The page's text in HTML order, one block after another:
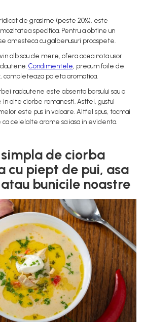
de grasime (peste 20%), este
specifica. Pentru a obtine un
amesteca cu galbenusuri proaspete.
alb sau de mere, ofera acea nota usor
Condimentele, precum foile de
completeaza paleta aromatica.
radautene este absenta borsului sau a
alte ciorbe romanesti. Astfel, gustul
este pus in valoare. Altfel spus, tocmai
celelalte arome sa iasa in evidenta.
de ciorba
cu piept de pui, asa
bunicile noastre